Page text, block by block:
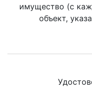
имущество (с
объект,